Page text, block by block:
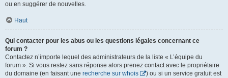
ou en suggérer de nouvelles.
Haut
Qui contacter pour les abus ou les questions légales concernant ce
forum ?
Contactez n’importe lequel des administrateurs de la liste « L’équipe du
forum ». Si vous restez sans réponse alors prenez contact avec le propriétaire
du domaine (en faisant une recherche sur whois
) ou si un service gratuit est